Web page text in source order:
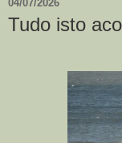
04/07/2026
Tudo isto